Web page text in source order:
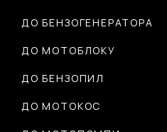
ДО БЕНЗОГЕНЕРАТОРА
ДО МОТОБЛОКУ
ДО БЕНЗОПИЛ
ДО МОТОКОС